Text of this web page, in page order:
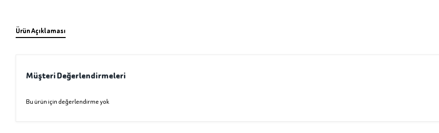
Ürün Açıklaması
Müşteri Değerlendirmeleri
Bu ürün için değerlendirme yok